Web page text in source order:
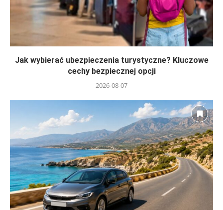
Jak wybierać ubezpieczenia turystyczne? Kluczowe
cechy bezpiecznej opcji
2026-08-07